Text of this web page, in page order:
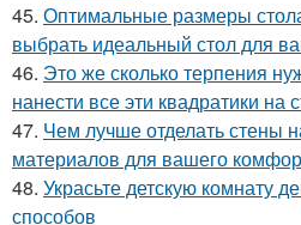
45. Оптимальные размеры
выбрать идеальный стол для
46. Это же сколько терпения
нанести все эти квадратики на
47. Чем лучше отделать стены
материалов для вашего
48. Украсьте детскую комнату
способов